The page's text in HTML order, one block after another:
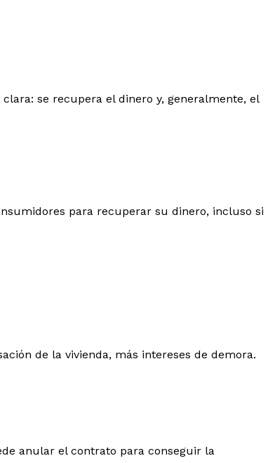
se recupera el dinero y, generalmente, el
para recuperar su dinero, incluso si
de la vivienda, más intereses de demora.
anular el contrato para conseguir la